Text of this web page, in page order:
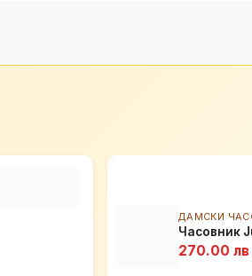
ДАМСКИ
Часовник
270.00 лв